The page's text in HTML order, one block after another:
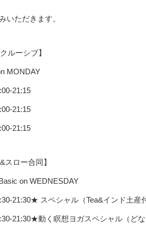
いただきます。
ルーシブ】
MONDAY
21:15
21:15
21:15
スロー合同】
on WEDNESDAY
21:30★ スペシャル（Tea&インド土産
21:30★動く瞑想ヨガスペシャル（どな